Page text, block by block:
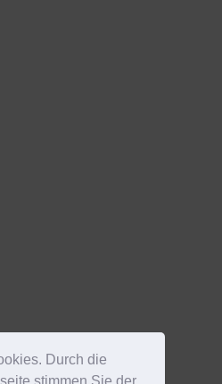
Durch die
stimmen Sie der